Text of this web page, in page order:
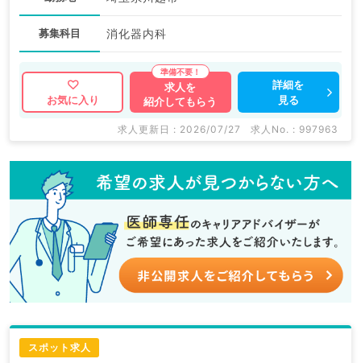
募集科目 消化器内科
お気に入り
求人を
紹介してもらう
詳細を
見る
求人更新日 : 2026/07/27 求人No. : 997963
スポット求人